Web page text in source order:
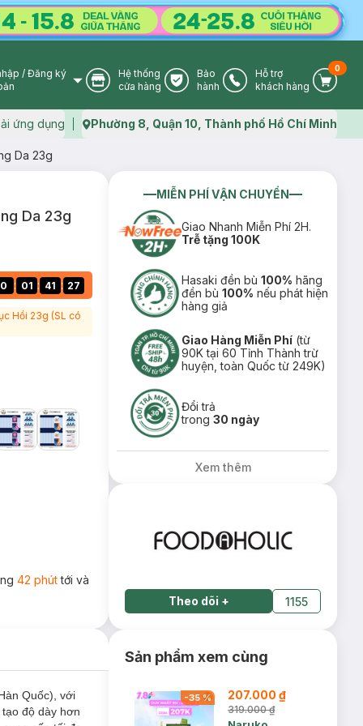
User Icon
/ Đăng ký
Store Icon
Hệ thống
cửa hàng
Warranty Icon
Bảo
hành
Phone Icon
Hỗ trợ
khách hàng
Cart
0
ứng dụng Map icon
Phường 8, Quận 10, Thành phố Hồ Chí Minh
Da 23g
Da 23g
0 : 01 : 41 : 26
Hồi 23g (SL có
42 phúttới và
Quốc), với
độ dày hơn
MIỄN PHÍ VẬN CHUYỂN
Giao Nhanh Miễn Phí 2H.
Trễ tặng 100K
Hasaki đền bù100% hãng
đền bù100% nếu phát hiện
hàng giả
Giao Hàng Miễn Phí (từ
90K tại 60 Tỉnh Thành trừ
huyện, toàn Quốc từ 249K)
Đổi trả
trong30 ngày
Xem thêm
Theo dõi + 1155
Sản phẩm xem cùng
-35% 207.000 ₫
319.000 ₫